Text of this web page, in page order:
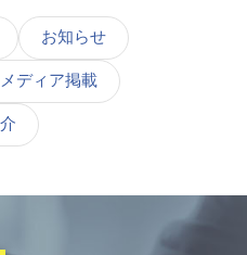
お知らせ
メディア掲載